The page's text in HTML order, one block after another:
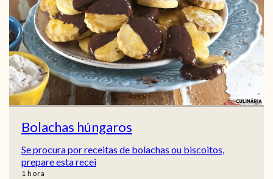
Bolachas húngaros
Se procura por receitas de bolachas ou biscoitos,
prepare esta recei
1 hora
hora